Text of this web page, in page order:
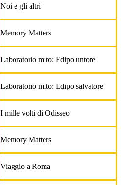
Noi e gli altri
Memory Matters
Laboratorio mito: Edipo untore
Laboratorio mito: Edipo salvatore
I mille volti di Odisseo
Memory Matters
Viaggio a Roma